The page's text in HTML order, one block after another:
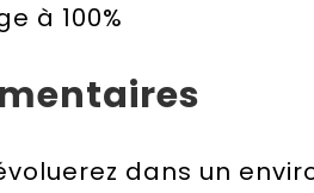
à 100%
dans un